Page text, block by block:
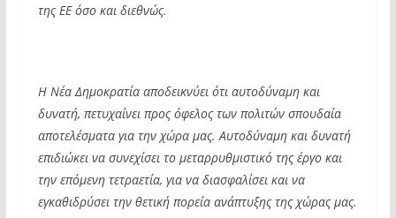
της ΕΕ όσο και διεθνώς.
Η Νέα Δημοκρατία αποδεικνύει ότι αυτοδύναμη και
δυνατή, πετυχαίνει προς όφελος των πολιτών σπουδαία
αποτελέσματα για την χώρα μας. Αυτοδύναμη και δυνατή
επιδιώκει να συνεχίσει το μεταρρυθμιστικό της έργο και
την επόμενη τετραετία, για να διασφαλίσει και να
εγκαθιδρύσει την θετική πορεία ανάπτυξης της χώρας μας.